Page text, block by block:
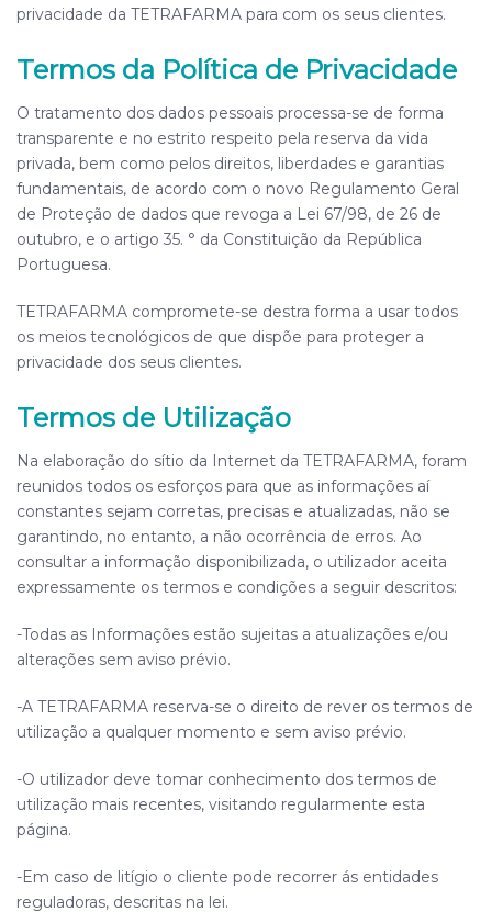
privacidade da TETRAFARMA para com os seus clientes.
Termos da Política de Privacidade
O tratamento dos dados pessoais processa-se de forma
transparente e no estrito respeito pela reserva da vida
privada, bem como pelos direitos, liberdades e garantias
fundamentais, de acordo com o novo Regulamento Geral
de Proteção de dados que revoga a Lei 67/98, de 26 de
outubro, e o artigo 35. ° da Constituição da República
Portuguesa.
TETRAFARMA compromete-se destra forma a usar todos
os meios tecnológicos de que dispõe para proteger a
privacidade dos seus clientes.
Termos de Utilização
Na elaboração do sítio da Internet da TETRAFARMA, foram
reunidos todos os esforços para que as informações aí
constantes sejam corretas, precisas e atualizadas, não se
garantindo, no entanto, a não ocorrência de erros. Ao
consultar a informação disponibilizada, o utilizador aceita
expressamente os termos e condições a seguir descritos:
-Todas as Informações estão sujeitas a atualizações e/ou
alterações sem aviso prévio.
-A TETRAFARMA reserva-se o direito de rever os termos de
utilização a qualquer momento e sem aviso prévio.
-O utilizador deve tomar conhecimento dos termos de
utilização mais recentes, visitando regularmente esta
página.
-Em caso de litígio o cliente pode recorrer ás entidades
reguladoras, descritas na lei.